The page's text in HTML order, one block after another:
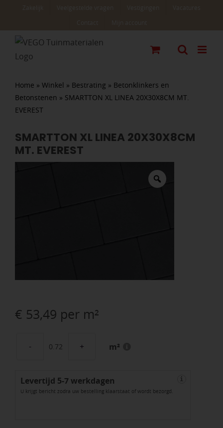
Home » Winkel » Bestrating » Betonklinkers en
Betonstenen » SMARTTON XL LINEA 20X30X8CM MT.
EVEREST
SMARTTON XL LINEA 20X30X8CM
MT. EVEREST
€ 53,49 per m²
SMARTTON
LINEA
20X30X8CM
m²
Levertijd 5-7 werkdagen
U krijgt bericht zodra uw bestelling klaarstaat of wordt bezorgd.
i